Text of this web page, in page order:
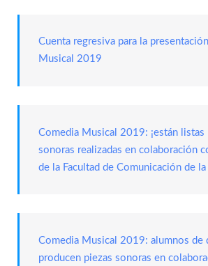
Cuenta regresiva para la
Musical 2019
Comedia Musical 2019: ¡están listas
sonoras realizadas en colaboración
de la Facultad de Comunicación de la
Comedia Musical 2019: alumnos de
producen piezas sonoras en